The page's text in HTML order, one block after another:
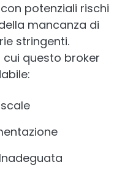
potenziali rischi
mancanza di
stringenti.
questo broker